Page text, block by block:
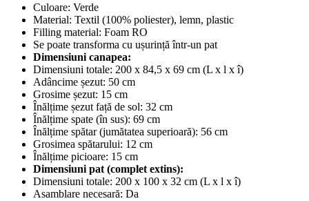
Culoare: Verde
Material: Textil (100% poliester), lemn, plastic
Filling material: Foam RO
Se poate transforma cu ușurință într-un pat
Dimensiuni canapea:
Dimensiuni totale: 200 x 84,5 x 69 cm (L x l x î)
Adâncime șezut: 50 cm
Grosime șezut: 15 cm
Înălțime șezut față de sol: 32 cm
Înălțime spate (în sus): 69 cm
Înălțime spătar (jumătatea superioară): 56 cm
Grosimea spătarului: 12 cm
Înălțime picioare: 15 cm
Dimensiuni pat (complet extins):
Dimensiuni totale: 200 x 100 x 32 cm (L x l x î)
Asamblare necesară: Da